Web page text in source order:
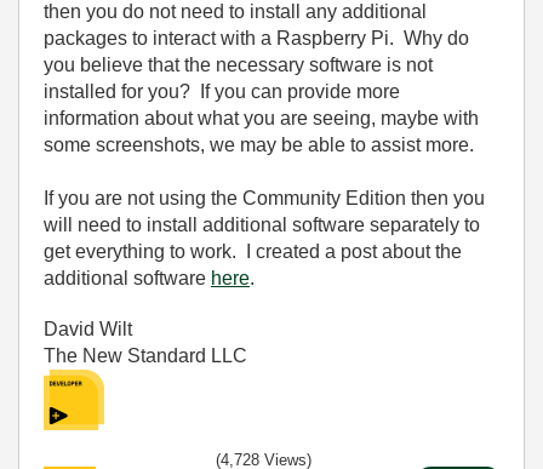
then you do not need to install any additional
packages to interact with a Raspberry Pi. Why do
you believe that the necessary software is not
installed for you? If you can provide more
information about what you are seeing, maybe with
some screenshots, we may be able to assist more.
If you are not using the Community Edition then you
will need to install additional software separately to
get everything to work. I created a post about the
additional software here.
David Wilt
The New Standard LLC
(4,728 Views)